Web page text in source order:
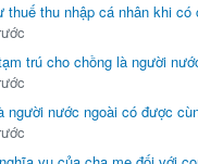
thuế thu nhập cá nhân khi có
trú cho chồng là người
người nước ngoài có được